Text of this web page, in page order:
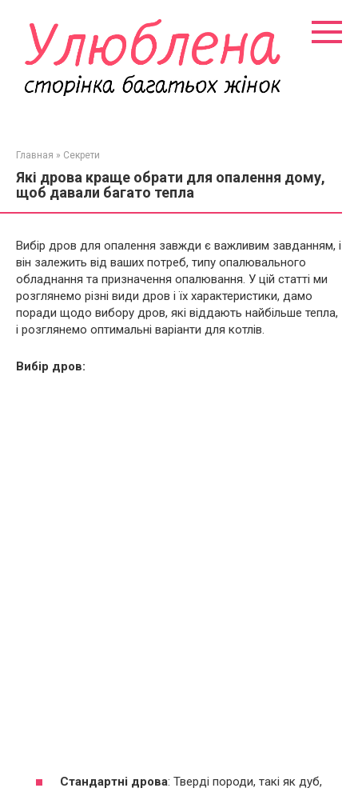
контенту
Главная » Секрети
Які дрова краще обрати для опалення дому,
щоб давали багато тепла
Вибір дров для опалення завжди є важливим завданням, і
він залежить від ваших потреб, типу опалювального
обладнання та призначення опалювання. У цій статті ми
розглянемо різні види дров і їх характеристики, дамо
поради щодо вибору дров, які віддають найбільше тепла,
і розглянемо оптимальні варіанти для котлів.
Вибір дров:
Стандартні дрова: Тверді породи, такі як дуб,